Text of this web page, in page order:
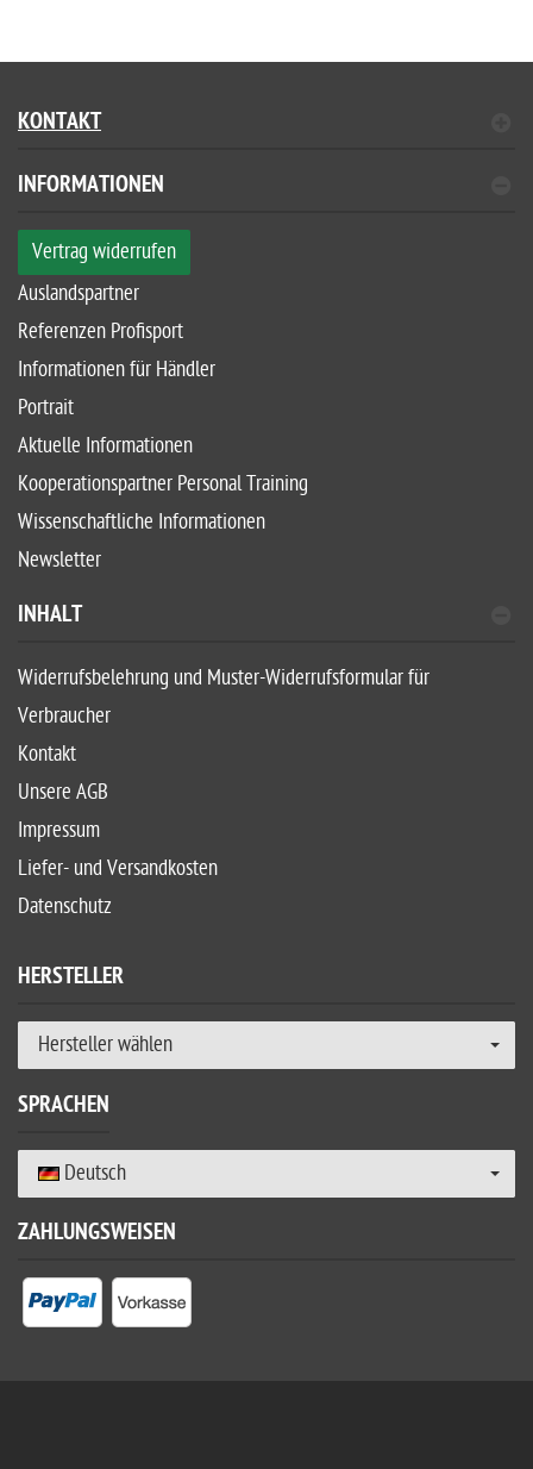
KONTAKT
INFORMATIONEN
Vertrag widerrufen
Auslandspartner
Referenzen Profisport
Informationen für Händler
Portrait
Aktuelle Informationen
Kooperationspartner Personal Training
Wissenschaftliche Informationen
Newsletter
INHALT
Widerrufsbelehrung und Muster-Widerrufsformular für
Verbraucher
Kontakt
Unsere AGB
Impressum
Liefer- und Versandkosten
Datenschutz
HERSTELLER
Hersteller wählen
SPRACHEN
Deutsch
ZAHLUNGSWEISEN